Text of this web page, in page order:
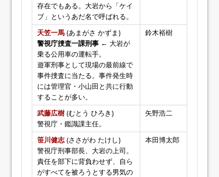
存在でもある。大岩から「ケイ
ブ」というあだ名で呼ばれる。
天笠一馬 (あまがさ かずま)
警視庁捜査一課刑事 ← 大岩が
乗る公用車の運転手。
遊軍刑事として現場の最前線で
事件捜査に当たる。事件発生時
には管理官・小山田と共に行動
することが多い。
鈴木裕樹
武藤広樹 (むとう ひろき)
警視庁・鑑識課主任。
矢野浩二
笹川健志 (ささがわ たけし)
警視庁刑事部長、大岩の上司。
責任を部下に背負わせず、自ら
がすべてを被ろうとする男気の
本田博太郎